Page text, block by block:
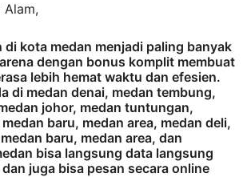
di kota medan menjadi paling banyak
dengan bonus komplit membuat
lebih hemat waktu dan efesien.
di medan denai, medan tembung,
johor, medan tuntungan,
baru, medan area, medan deli,
baru, medan area, dan
bisa langsung data langsung
juga bisa pesan secara online